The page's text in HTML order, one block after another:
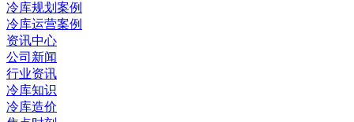
冷库规划案例
冷库运营案例
资讯中心
公司新闻
行业资讯
冷库知识
冷库造价